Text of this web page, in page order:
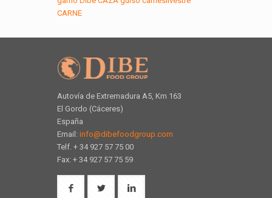
CARNE
Autovía de Extremadura A5, Km 163
El Gordo (Cáceres)
España
Email: info@dibefoodgroup.com
Telf. + 34 927 57 75 00
Fax: + 34 927 57 75 59